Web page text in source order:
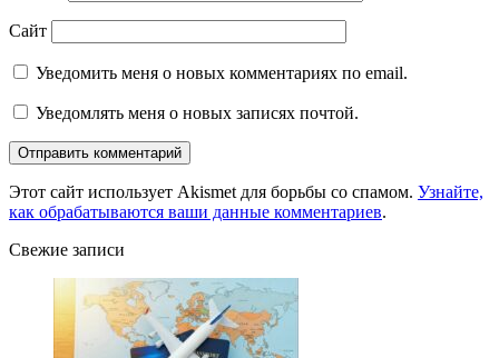
Сайт
Уведомить меня о новых комментариях по email.
Уведомлять меня о новых записях почтой.
Этот сайт использует Akismet для борьбы со спамом. Узнайте,
как обрабатываются ваши данные комментариев.
Свежие записи